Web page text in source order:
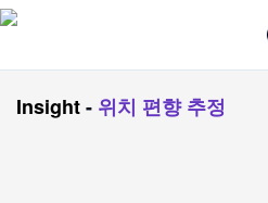
Insight- 위치 편향 추정